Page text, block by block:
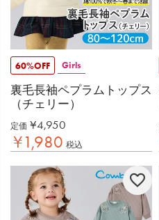
60%OFF Girls
裏毛長袖ペプラムトップス
（チェリー）
定価 ¥4,950
¥1,980 税込